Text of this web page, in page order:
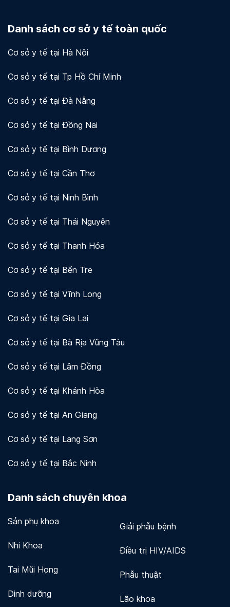
dụng mã hóa và các biện pháp bảo mật khác để
Danh sách cơ sở y tế toàn quốc
Cơ sở y tế tại Hà Nội
Cơ sở y tế tại Tp Hồ Chí Minh
Cơ sở y tế tại Đà Nẵng
Cơ sở y tế tại Đồng Nai
Cơ sở y tế tại Bình Dương
Cơ sở y tế tại Cần Thơ
Cơ sở y tế tại Ninh Bình
Cơ sở y tế tại Thái Nguyên
Cơ sở y tế tại Thanh Hóa
Cơ sở y tế tại Bến Tre
Cơ sở y tế tại Vĩnh Long
Cơ sở y tế tại Gia Lai
Cơ sở y tế tại Bà Rịa Vũng Tàu
Cơ sở y tế tại Lâm Đồng
Cơ sở y tế tại Khánh Hòa
Cơ sở y tế tại An Giang
Cơ sở y tế tại Lạng Sơn
Cơ sở y tế tại Bắc Ninh
Danh sách chuyên khoa
Sản phụ khoa
Nhi Khoa
Tai Mũi Họng
Dinh dưỡng
Giải phẫu bệnh
Điều trị HIV/AIDS
Phẫu thuật
Lão khoa